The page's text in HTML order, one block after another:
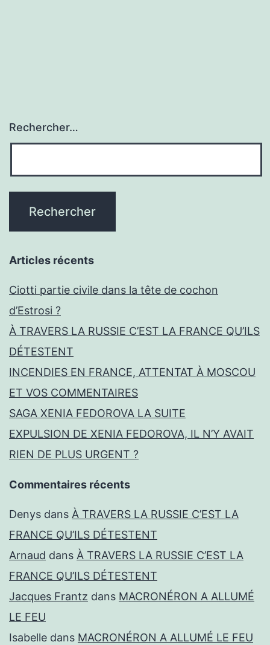
Rechercher…
Articles récents
Ciotti partie civile dans la tête de cochon
d’Estrosi ?
À TRAVERS LA RUSSIE C’EST LA FRANCE QU’ILS
DÉTESTENT
INCENDIES EN FRANCE, ATTENTAT À MOSCOU
ET VOS COMMENTAIRES
SAGA XENIA FEDOROVA LA SUITE
EXPULSION DE XENIA FEDOROVA, IL N’Y AVAIT
RIEN DE PLUS URGENT ?
Commentaires récents
Denys dans À TRAVERS LA RUSSIE C’EST LA
FRANCE QU’ILS DÉTESTENT
Arnaud dans À TRAVERS LA RUSSIE C’EST LA
FRANCE QU’ILS DÉTESTENT
Jacques Frantz dans MACRONÉRON A ALLUMÉ
LE FEU
Isabelle dans MACRONÉRON A ALLUMÉ LE FEU